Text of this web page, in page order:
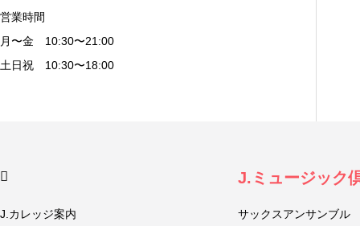
営業時間
月〜金 10:30〜21:00
土日祝 10:30〜18:00
J.カレッジ案内
J.ミュージック
サックスアンサンブル